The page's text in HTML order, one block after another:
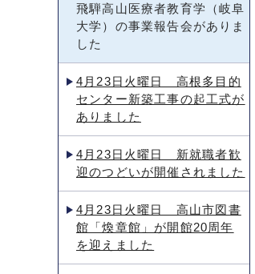
飛騨高山医療者教育学（岐阜
大学）の事業報告会がありま
した
4月23日火曜日 高根多目的
センター新築工事の起工式が
ありました
4月23日火曜日 新就職者歓
迎のつどいが開催されました
4月23日火曜日 高山市図書
館「煥章館」が開館20周年
を迎えました